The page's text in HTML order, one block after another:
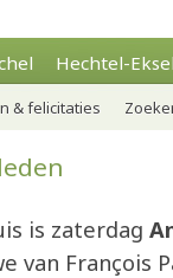
Hechtel-
& felicitaties
is zaterdag
van François